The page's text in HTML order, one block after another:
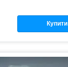
Купити